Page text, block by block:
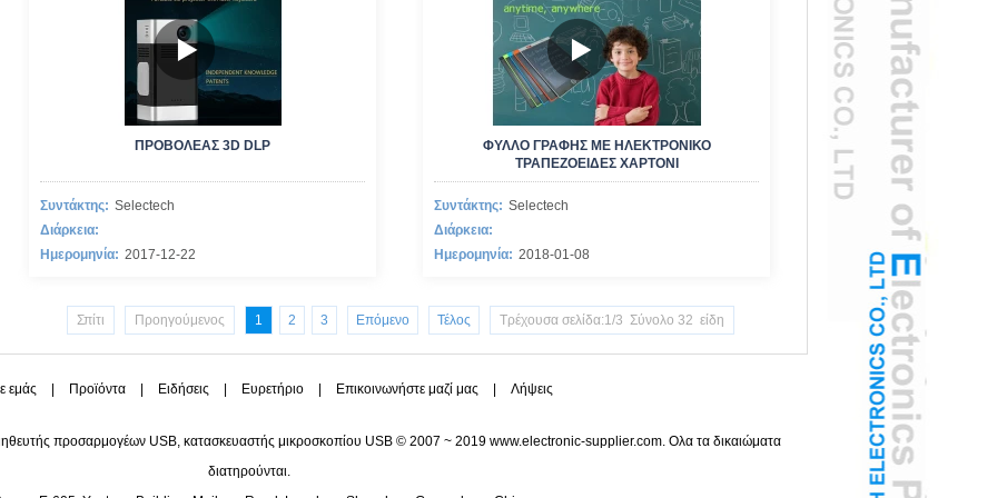
ΠΡΟΒΟΛΈΑΣ 3D DLP
Συντάκτης: Selectech
Διάρκεια:
Ημερομηνία: 2017-12-22
ΦΎΛΛΟ ΓΡΑΦΉΣ ΜΕ ΗΛΕΚΤΡΟΝΙΚΌ
ΤΡΑΠΕΖΟΕΙΔΈΣ ΧΑΡΤΌΝΙ
Συντάκτης: Selectech
Διάρκεια:
Ημερομηνία: 2018-01-08
Σπίτι Προηγούμενος 1 2 3 Επόμενο Τέλος Τρέχουσα σελίδα:1/3 Σύνολο 32 είδη
εμάς Προϊόντα Ειδήσεις Ευρετήριο Επικοινωνήστε μαζί μας Λήψεις
προσαρμογέων USB, κατασκευαστής μικροσκοπίου USB © 2007 ~ 2019 www.electronic-supplier.com. Ολα τα δικαιώματα
διατηρούνται.